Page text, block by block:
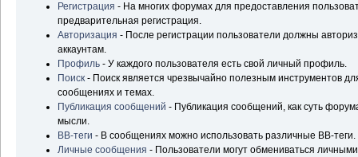
Регистрация - На многих форумах для предоставления
предварительная регистрация.
Авторизация - После регистрации пользователи должны
аккаунтам.
Профиль - У каждого пользователя есть свой личный профиль.
Поиск - Поиск является чрезвычайно полезным инструментов
сообщениях и темах.
Публикация сообщений - Публикация сообщений, как суть
мысли.
BB-теги - В сообщениях можно использовать различные BB-теги.
Личные сообщения - Пользователи могут обмениваться